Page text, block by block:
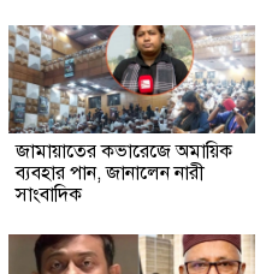
জামায়াতের কভারেজে অমায়িক
ব্যবহার পান, জানালেন নারী
সাংবাদিক